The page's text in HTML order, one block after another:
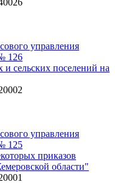
управления
126
сельских поселений на
управления
125
приказов
области"